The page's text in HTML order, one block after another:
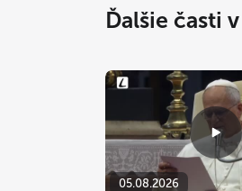
Ďalšie časti
05.08.2026